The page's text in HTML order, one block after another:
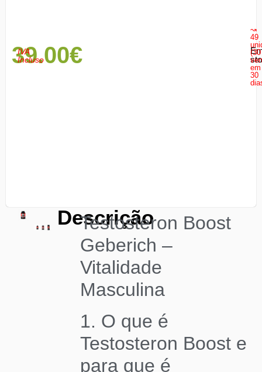
39.00€
IVA
Incluso
↝
49
(30
em
30
Descrição
Testosteron Boost
Geberich –
Vitalidade
Masculina
1. O que é
Testosteron Boost e
para que é